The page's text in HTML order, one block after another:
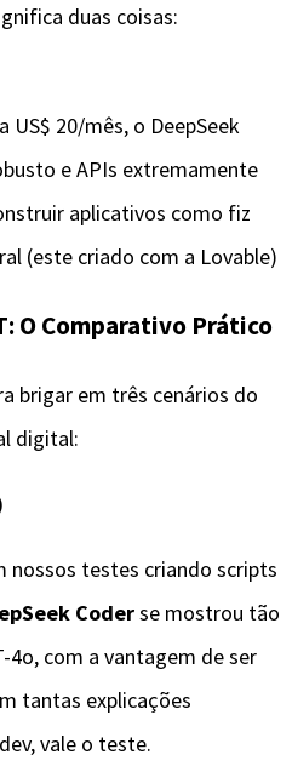
duas coisas:
US$ 20/mês, o DeepSeek
e APIs extremamente
aplicativos como fiz
(este criado com a Lovable)
O Comparativo Prático
brigar em três cenários do
digital:
nossos testes criando scripts
Coderse mostrou tão
com a vantagem de ser
tantas explicações
vale o teste.